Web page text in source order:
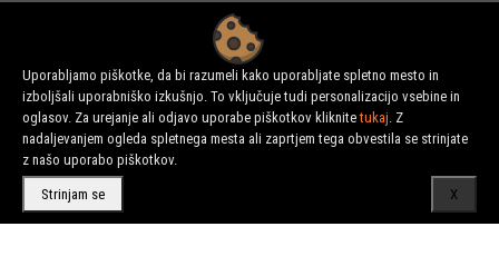
Uporabljamo piškotke, da bi razumeli kako uporabljate spletno mesto in
izboljšali uporabniško izkušnjo. To vključuje tudi personalizacijo vsebine in
oglasov. Za urejanje ali odjavo uporabe piškotkov kliknitetukaj. Z
nadaljevanjem ogleda spletnega mesta ali zaprtjem tega obvestila se strinjate
z našo uporabo piškotkov.
Strinjam se X
© 2022 - URNI d.o.o., Vse pravice pridržane.